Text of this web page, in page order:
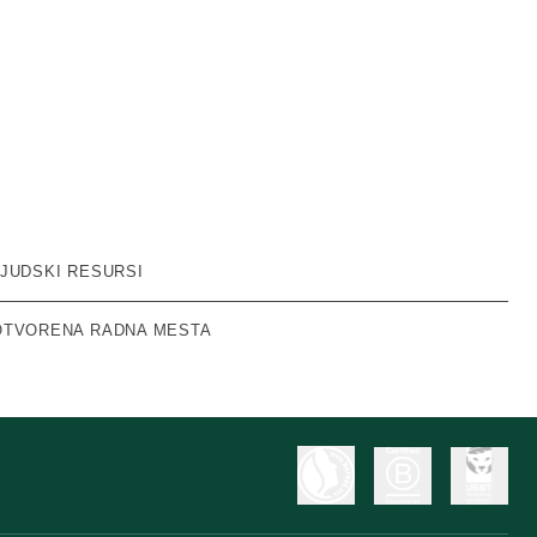
RESURSI
RADNA MESTA